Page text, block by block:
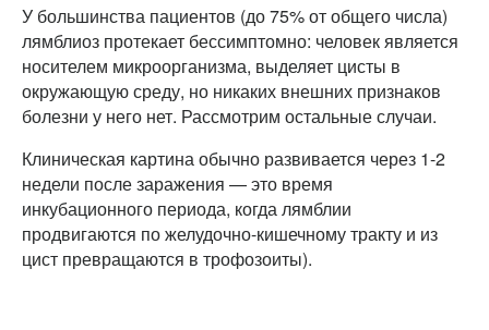
У большинства пациентов (до 75% от общего числа)
лямблиоз протекает бессимптомно: человек является
носителем микроорганизма, выделяет цисты в
окружающую среду, но никаких внешних признаков
болезни у него нет. Рассмотрим остальные случаи.
Клиническая картина обычно развивается через 1-2
недели после заражения — это время
инкубационного периода, когда лямблии
продвигаются по желудочно-кишечному тракту и из
цист превращаются в трофозоиты).